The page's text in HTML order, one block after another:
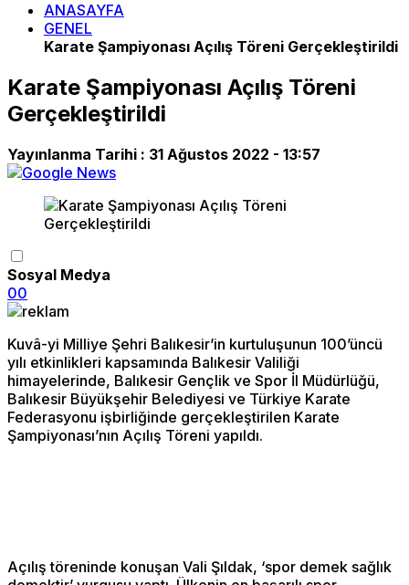
ANASAYFA
GENEL
Karate Şampiyonası Açılış Töreni Gerçekleştirildi
Karate Şampiyonası Açılış Töreni
Gerçekleştirildi
Yayınlanma Tarihi : 31 Ağustos 2022 - 13:57
Sosyal Medya
00
Kuvâ-yi Milliye Şehri Balıkesir’in kurtuluşunun 100’üncü
yılı etkinlikleri kapsamında Balıkesir Valiliği
himayelerinde, Balıkesir Gençlik ve Spor İl Müdürlüğü,
Balıkesir Büyükşehir Belediyesi ve Türkiye Karate
Federasyonu işbirliğinde gerçekleştirilen Karate
Şampiyonası’nın Açılış Töreni yapıldı.
Açılış töreninde konuşan Vali Şıldak, ‘spor demek sağlık